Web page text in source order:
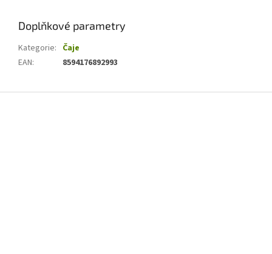
Doplňkové parametry
Kategorie: Čaje
EAN: 8594176892993